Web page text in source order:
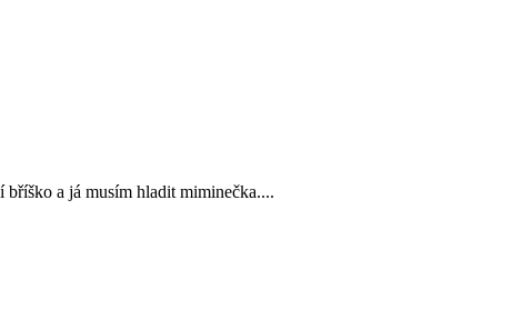
bříško a já musím hladit miminečka....